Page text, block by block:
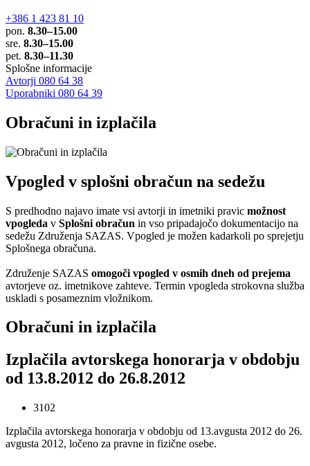
+386 1 423 81 10
pon. 8.30–15.00
sre. 8.30–15.00
pet. 8.30–11.30
Splošne informacije
Avtorji 080 64 38
Uporabniki 080 64 39
Obračuni in izplačila
Vpogled v splošni obračun na sedežu
S predhodno najavo imate vsi avtorji in imetniki pravic možnost
vpogleda v Splošni obračun in vso pripadajočo dokumentacijo na
sedežu Združenja SAZAS. Vpogled je možen kadarkoli po sprejetju
Splošnega obračuna.
Združenje SAZAS omogoči vpogled v osmih dneh od prejema
avtorjeve oz. imetnikove zahteve. Termin vpogleda strokovna služba
uskladi s posameznim vložnikom.
Obračuni in izplačila
Izplačila avtorskega honorarja v obdobju
od 13.8.2012 do 26.8.2012
3102
Izplačila avtorskega honorarja v obdobju od 13.avgusta 2012 do 26.
avgusta 2012, ločeno za pravne in fizične osebe.